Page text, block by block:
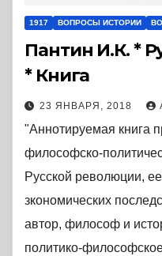
1917 ВОПРОСЫ ИСТОРИИ
Пантин И.К. *
* Книга
23 ЯНВАРЯ, 2018
"Аннотируемая книга
философско-
Русской революции,
зкономических
автор, философ и
политико-